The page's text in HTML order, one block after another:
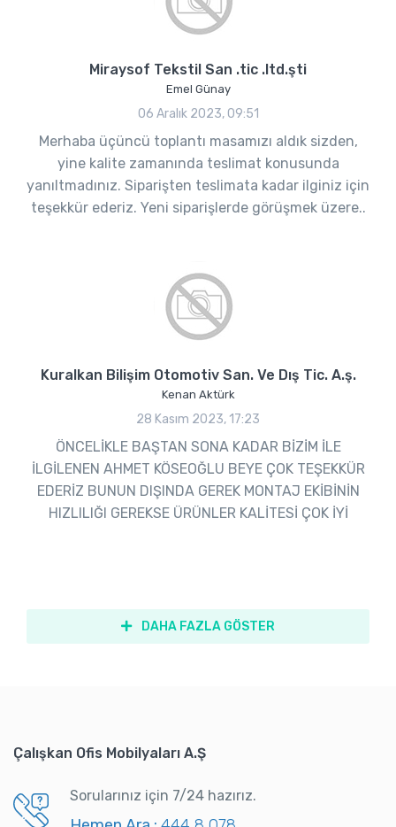
Miraysof Tekstil San .tic .ltd.şti
Emel Günay
06 Aralık 2023, 09:51
Merhaba üçüncü toplantı masamızı aldık sizden,
yine kalite zamanında teslimat konusunda
yanıltmadınız. Siparişten teslimata kadar ilginiz için
teşekkür ederiz. Yeni siparişlerde görüşmek üzere..
Kuralkan Bilişim Otomotiv San. Ve Dış Tic. A.ş.
Kenan Aktürk
28 Kasım 2023, 17:23
ÖNCELİKLE BAŞTAN SONA KADAR BİZİM İLE
İLGİLENEN AHMET KÖSEOĞLU BEYE ÇOK TEŞEKKÜR
EDERİZ BUNUN DIŞINDA GEREK MONTAJ EKİBİNİN
HIZLILIĞI GEREKSE ÜRÜNLER KALİTESİ ÇOK İYİ
DAHA FAZLA GÖSTER
Çalışkan Ofis Mobilyaları A.Ş
Sorularınız için 7/24 hazırız.